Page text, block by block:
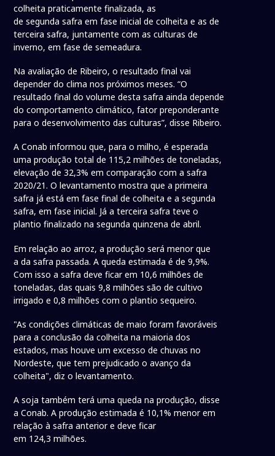
colheita praticamente finalizada, as
de segunda safra em fase inicial de colheita e as de
terceira safra, juntamente com as culturas de
inverno, em fase de semeadura.
Na avaliação de Ribeiro, o resultado final vai
depender do clima nos próximos meses. “O
resultado final do volume desta safra ainda depende
do comportamento climático, fator preponderante
para o desenvolvimento das culturas”, disse Ribeiro.
A Conab informou que, para o milho, é esperada
uma produção total de 115,2 milhões de toneladas,
elevação de 32,3% em comparação com a safra
2020/21. O levantamento mostra que a primeira
safra já está em fase final de colheita e a segunda
safra, em fase inicial. Já a terceira safra teve o
plantio finalizado na segunda quinzena de abril.
Em relação ao arroz, a produção será menor que
a da safra passada. A queda estimada é de 9,9%.
Com isso a safra deve ficar em 10,6 milhões de
toneladas, das quais 9,8 milhões são de cultivo
irrigado e 0,8 milhões com o plantio sequeiro.
"As condições climáticas de maio foram favoráveis
para a conclusão da colheita na maioria dos
estados, mas houve um excesso de chuvas no
Nordeste, que tem prejudicado o avanço da
colheita", diz o levantamento.
A soja também terá uma queda na produção, disse
a Conab. A produção estimada é 10,1% menor em
relação à safra anterior e deve ficar
em 124,3 milhões.